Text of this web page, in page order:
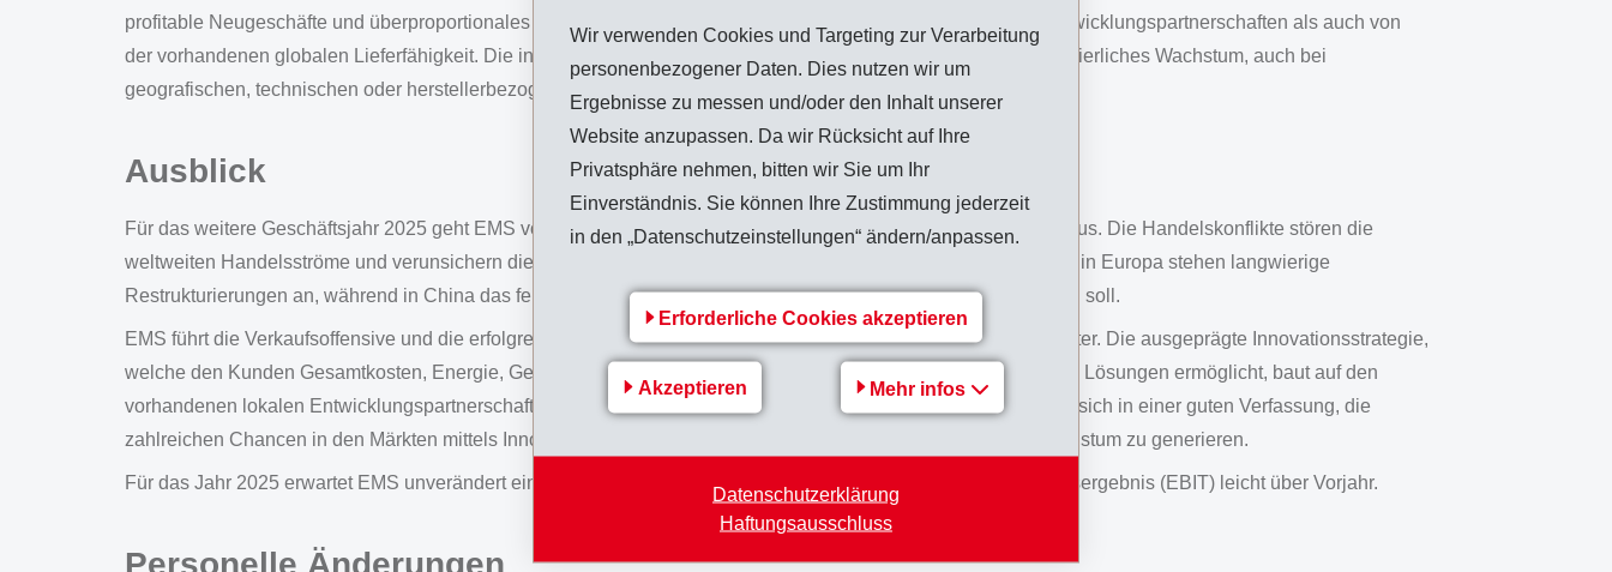
Wir verwenden Cookies und Targeting zur Verarbeitung
personenbezogener Daten. Dies nutzen wir um
Ergebnisse zu messen und/oder den Inhalt unserer
Website anzupassen. Da wir Rücksicht auf Ihre
Privatsphäre nehmen, bitten wir Sie um Ihr
Einverständnis. Sie können Ihre Zustimmung jederzeit
in den „Datenschutzeinstellungen“ ändern/anpassen.
Erforderliche Cookies akzeptieren
Akzeptieren Mehr infos
Datenschutzerklärung
Haftungsausschluss
profitable Neugeschäfte und überproportionales Wachstum. EMS profitiert dabei sowohl von starken lokalen Entwicklungspartnerschaften als auch von
der vorhandenen globalen Lieferfähigkeit. Die international breit abgestützte Kundenbasis ermöglicht ein kontinuierliches Wachstum, auch bei
geografischen, technischen oder herstellerbezogenen Markveränderungen, selbst in einem schwierigen Umfeld.
Ausblick
Für das weitere Geschäftsjahr 2025 geht EMS von einem besonders herausfordernden konjunkturellen Umfeld aus. Die Handelskonflikte stören die
weltweiten Handelsströme und verunsichern die Konsumenten. In den USA dürfte die Inflation wieder ansteigen, in Europa stehen langwierige
Restrukturierungen an, während in China das fehlende USA-Geschäft mit Konsumimpulsen aufgefangen werden soll.
EMS führt die Verkaufsoffensive und die erfolgreiche Strategie des Wachstums mit Spezialitäten konsequent weiter. Die ausgeprägte Innovationsstrategie,
welche den Kunden Gesamtkosten, Energie, Gewicht und CO2-Einsparungen bringt und technologisch führende Lösungen ermöglicht, baut auf den
vorhandenen lokalen Entwicklungspartnerschaften und der bestehenden globalen Lieferfähigkeit auf. EMS sieht sich in einer guten Verfassung, die
zahlreichen Chancen in den Märkten mittels Innovationen zu erschliessen und dadurch überproportionales Wachstum zu generieren.
Für das Jahr 2025 erwartet EMS unverändert einen Nettoumsatz währungsbedingt unter Vorjahr und ein Betriebsergebnis (EBIT) leicht über Vorjahr.
Personelle Änderungen